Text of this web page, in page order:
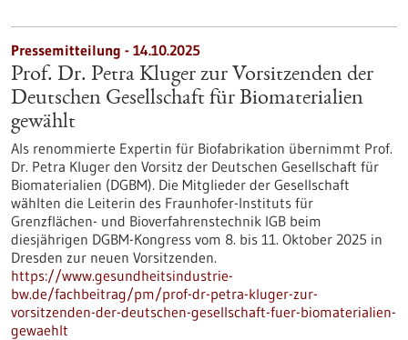
Pressemitteilung - 14.10.2025
Prof. Dr. Petra Kluger zur Vorsitzenden der
Deutschen Gesellschaft für Biomaterialien
gewählt
Als renommierte Expertin für Biofabrikation übernimmt Prof.
Dr. Petra Kluger den Vorsitz der Deutschen Gesellschaft für
Biomaterialien (DGBM). Die Mitglieder der Gesellschaft
wählten die Leiterin des Fraunhofer-Instituts für
Grenzflächen- und Bioverfahrenstechnik IGB beim
diesjährigen DGBM-Kongress vom 8. bis 11. Oktober 2025 in
Dresden zur neuen Vorsitzenden.
https://www.gesundheitsindustrie-
bw.de/fachbeitrag/pm/prof-dr-petra-kluger-zur-
vorsitzenden-der-deutschen-gesellschaft-fuer-biomaterialien-
gewaehlt